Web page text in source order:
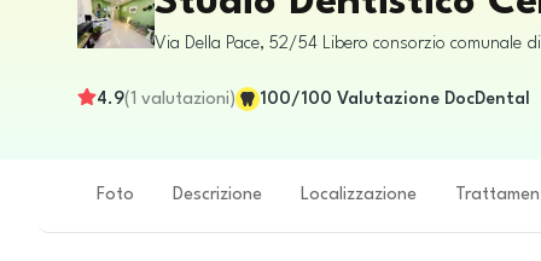
Via Della Pace, 52/54 Libero consorzio comunale
4.9(1 valutazioni) 100/100 Valutazione DocDental
Foto Descrizione Localizzazione